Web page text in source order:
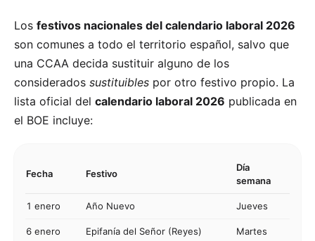
Los festivos nacionales del calendario laboral 2026
son comunes a todo el territorio español, salvo que
una CCAA decida sustituir alguno de los
considerados sustituibles por otro festivo propio. La
lista oficial del calendario laboral 2026 publicada en
el BOE incluye:
Fecha Festivo
Día
semana
1 enero Año Nuevo Jueves
6 enero Epifanía del Señor (Reyes) Martes